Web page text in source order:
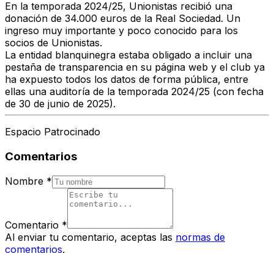
En la temporada 2024/25, Unionistas recibió una
donación de 34.000 euros de la Real Sociedad. Un
ingreso muy importante y poco conocido para los
socios de Unionistas.
La entidad blanquinegra estaba obligado a incluir una
pestaña de transparencia en su página web y el club ya
ha expuesto todos los datos de forma pública, entre
ellas una auditoría de la temporada 2024/25 (con fecha
de 30 de junio de 2025).
Espacio Patrocinado
Comentarios
Nombre *
Comentario *
Al enviar tu comentario, aceptas las normas de
comentarios.